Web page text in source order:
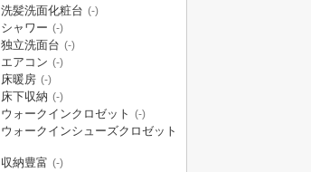
洗髪洗面化粧台 (-)
シャワー (-)
独立洗面台 (-)
エアコン (-)
床暖房 (-)
床下収納 (-)
ウォークインクロゼット (-)
ウォークインシューズクロゼット
収納豊富 (-)